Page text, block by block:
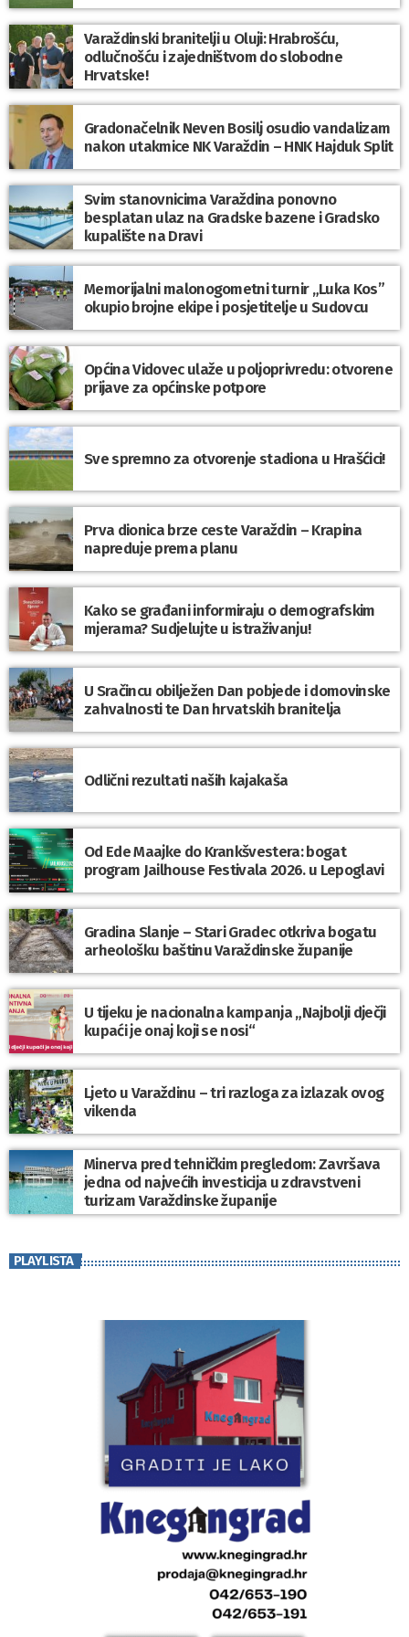
Varaždinski branitelji u Oluji: Hrabrošću,
odlučnošću i zajedništvom do slobodne
Hrvatske!
Gradonačelnik Neven Bosilj osudio vandalizam
nakon utakmice NK Varaždin – HNK Hajduk Split
Svim stanovnicima Varaždina ponovno
besplatan ulaz na Gradske bazene i Gradsko
kupalište na Dravi
Memorijalni malonogometni turnir „Luka Kos”
okupio brojne ekipe i posjetitelje u Sudovcu
Općina Vidovec ulaže u poljoprivredu: otvorene
prijave za općinske potpore
Sve spremno za otvorenje stadiona u Hrašćici!
Prva dionica brze ceste Varaždin – Krapina
napreduje prema planu
Kako se građani informiraju o demografskim
mjerama? Sudjelujte u istraživanju!
U Sračincu obilježen Dan pobjede i domovinske
zahvalnosti te Dan hrvatskih branitelja
Odlični rezultati naših kajakaša
Od Ede Maajke do Krankšvestera: bogat
program Jailhouse Festivala 2026. u Lepoglavi
Gradina Slanje – Stari Gradec otkriva bogatu
arheološku baštinu Varaždinske županije
U tijeku je nacionalna kampanja „Najbolji dječji
kupaći je onaj koji se nosi“
Ljeto u Varaždinu – tri razloga za izlazak ovog
vikenda
Minerva pred tehničkim pregledom: Završava
jedna od najvećih investicija u zdravstveni
turizam Varaždinske županije
PLAYLISTA